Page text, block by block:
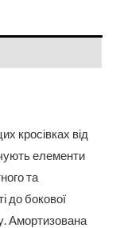
кросівках від
елементи
та
до бокової
Амортизована